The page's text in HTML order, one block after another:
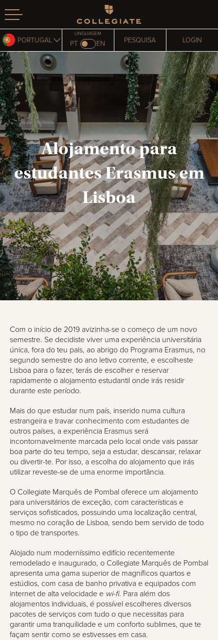
Homepage
PORTUGAL PT
LINGUAGEM
EN PESQUISA LOGIN
Alojamento para
estudantes Erasmus em
Lisboa
Com o início de 2019 avizinha-se o começo de um novo
semestre. Se decidiste viver uma experiência universitária
única, fora do teu pais, ao abrigo do Programa Erasmus, no
segundo semestre do ano letivo corrente, e escolheste
Lisboa para o fazer, terás de escolher e reservar
rapidamente o alojamento estudantil onde irás residir
durante este período.
Mais do que estudar num país, inserido numa cultura
estrangeira e travar conhecimento com estudantes de
outros países, a experiência Erasmus será
incontornavelmente marcada pelo local onde vais passar
boa parte do teu tempo, seja a estudar, descansar, relaxar
ou divertir-te. Por isso, a escolha do alojamento que irás
utilizar reveste-se de uma enorme importância.
O Collegiate Marquês de Pombal oferece um alojamento
para universitários de exceção, com características e
serviços sofisticados, possuindo uma localização central,
mesmo no coração de Lisboa, sendo bem servido de todo
o tipo de transportes.
Alojado num moderníssimo edifício recentemente
remodelado e inaugurado, o Collegiate Marquês de Pombal
apresenta uma gama superior de magníficos quartos e
estúdios, com casa de banho privativa e equipados com
internet de alta velocidade e wi-fi. Para além dos
alojamentos individuais, é possível escolheres diversos
pacotes de serviços com tudo o que necessitas para
garantir uma tranquilidade e um conforto sublimes, que te
façam sentir como se estivesses em casa.